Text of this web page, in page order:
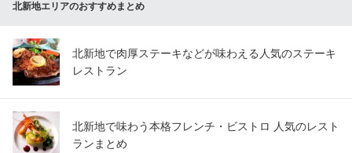
北新地エリアのおすすめまとめ
北新地で肉厚ステーキなどが味わえる人気のステーキ
レストラン
北新地で味わう本格フレンチ・ビストロ 人気のレスト
ランまとめ